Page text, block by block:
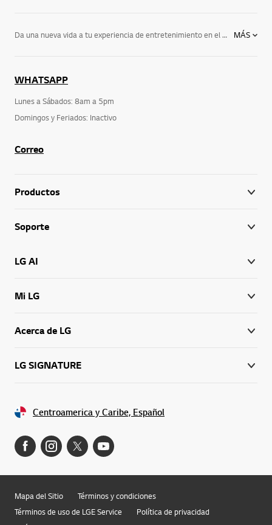
Da una nueva vida a tu experiencia de entretenimiento en el hogar con las potentes, elegantes e innovadoras barras de sonido de LG. Los accesorios perfectos para los modernos y elegantes televisores de hoy en día, estos innovadores dispositivos de audio para el hogar brindan un sonido de primera calidad, acceso a su contenido favorito y un sonido que hace que las películas, los deportes, los videojuegos y los programas de televisión cobren vida.Conoce todas las barras de sonido de LG que ofrecen innovaciones de primera línea como una profundidad de sonido superior y conectividad inalámbrica, y descubre el complemento perfecto para tu televisor. Explora todas las características disponibles. MÁS
WHATSAPP
Lunes a Sábados: 8am a 5pm
Domingos y Feriados: Inactivo
Correo
Productos
Soporte
LG AI
Mi LG
Acerca de LG
LG SIGNATURE
Centroamerica y Caribe, Español
Mapa del Sitio
Términos y condiciones
Términos de uso de LGE Service
Política de privacidad